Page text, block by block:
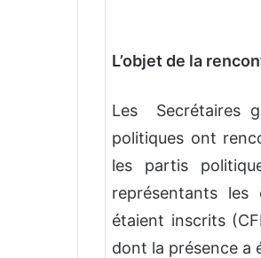
L’objet de la
Les Secrétaires
politiques ont
les partis
représentants
étaient inscrits
dont la présence a